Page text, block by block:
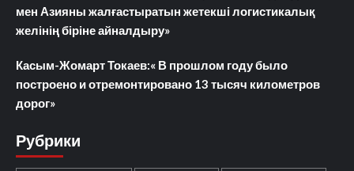
мен Азияны жалғастыратын жетекші логистикалық
желінің біріне айналдыру»
Касым-Жомарт Токаев:« В прошлом году было
построено и отремонтировано 13 тысяч километров
дорог»
Рубрики